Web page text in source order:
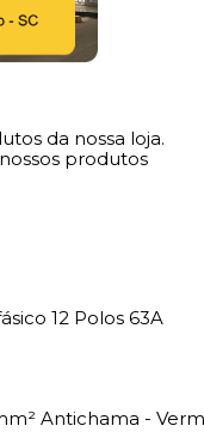
da nossa loja.
produtos
12 Polos 63A
Antichama -